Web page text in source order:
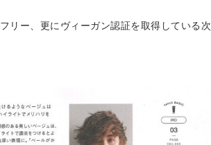
リー、更にヴィーガン認証を取得している次